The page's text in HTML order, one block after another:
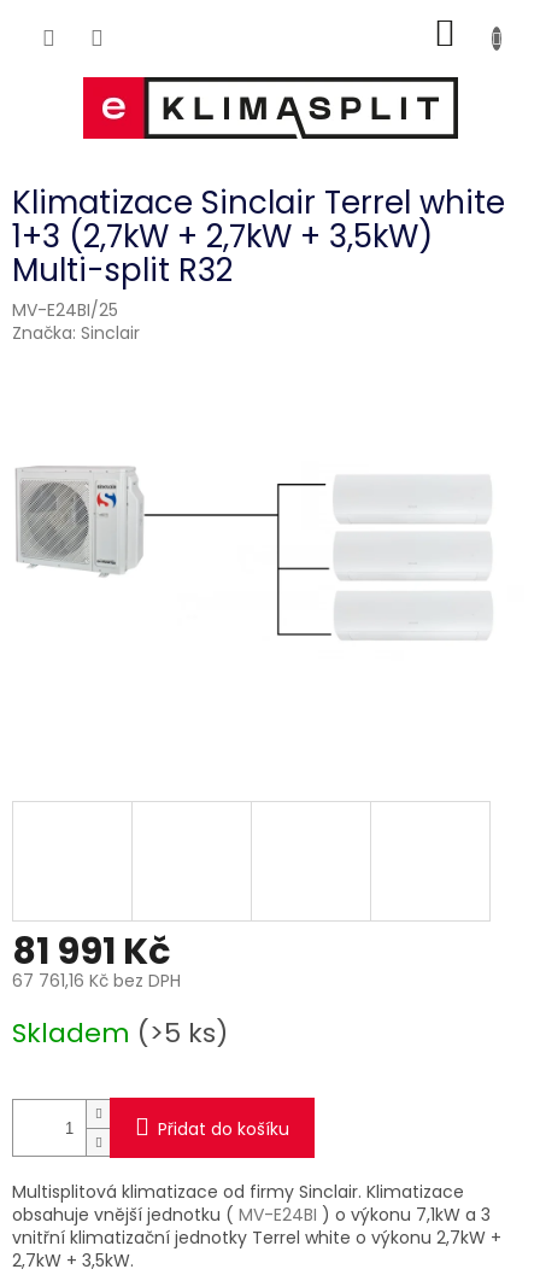
KOŠÍK
Klimatizace Sinclair Terrel white
1+3 (2,7kW + 2,7kW + 3,5kW)
Multi-split R32
MV-E24BI/25
Značka: Sinclair
81 991 Kč
67 761,16 Kč bez DPH
cena:
Skladem (>5 ks)
Přidat do košíku
Multisplitová klimatizace od firmy Sinclair. Klimatizace
obsahuje vnější jednotku ( MV-E24BI ) o výkonu 7,1kW a 3
vnitřní klimatizační jednotky Terrel white o výkonu 2,7kW +
2,7kW + 3,5kW.